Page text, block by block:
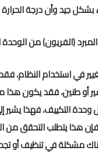
بشكل جيد وأن درجة
(الفريون) من
في استخدام النظام،
أو طنين، فقد يكون هذا
وحدة التكييف، فهذا
هذا يتطلب التحقق من
مشكلة في تنظيف أو